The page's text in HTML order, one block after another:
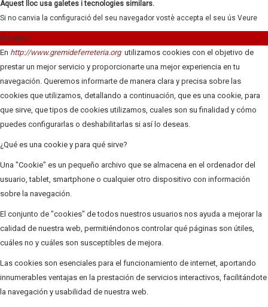
Aquest lloc usa galetes i tecnologies similars.
Si no canvia la configuració del seu navegador vostè accepta el seu ús Veure
Accepto
En http://www.gremideferreteria.org utilizamos cookies con el objetivo de
prestar un mejor servicio y proporcionarte una mejor experiencia en tu
navegación. Queremos informarte de manera clara y precisa sobre las
cookies que utilizamos, detallando a continuación, que es una cookie, para
que sirve, que tipos de cookies utilizamos, cuales son su finalidad y cómo
puedes configurarlas o deshabilitarlas si así lo deseas.
¿Qué es una cookie y para qué sirve?
Una "Cookie" es un pequeño archivo que se almacena en el ordenador del
usuario, tablet, smartphone o cualquier otro dispositivo con información
sobre la navegación.
El conjunto de "cookies" de todos nuestros usuarios nos ayuda a mejorar la
calidad de nuestra web, permitiéndonos controlar qué páginas son útiles,
cuáles no y cuáles son susceptibles de mejora.
Las cookies son esenciales para el funcionamiento de internet, aportando
innumerables ventajas en la prestación de servicios interactivos, facilitándote
la navegación y usabilidad de nuestra web.